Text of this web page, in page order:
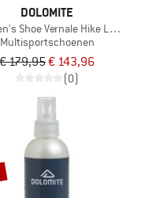
DOLOMITE
Shoe Vernale Hike Low GTX
Multisportschoenen
€ 179,95€ 143,96
(0)